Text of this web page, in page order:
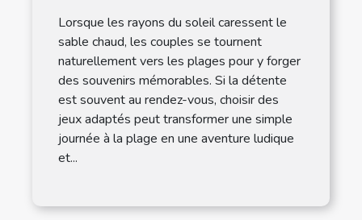
Lorsque les rayons du soleil caressent le
sable chaud, les couples se tournent
naturellement vers les plages pour y forger
des souvenirs mémorables. Si la détente
est souvent au rendez-vous, choisir des
jeux adaptés peut transformer une simple
journée à la plage en une aventure ludique
et...